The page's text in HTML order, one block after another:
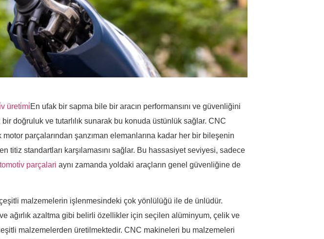
üreti̇mi̇En ufak bir sapma bile bir aracın performansını ve güvenliğini
doğruluk ve tutarlılık sunarak bu konuda üstünlük sağlar. CNC
motor parçalarından şanzıman elemanlarına kadar her bir bileşenin
titiz standartları karşılamasını sağlar. Bu hassasiyet seviyesi, sadece
parçalari aynı zamanda yoldaki araçların genel güvenliğine de
malzemelerin işlenmesindeki çok yönlülüğü ile de ünlüdür.
ağırlık azaltma gibi belirli özellikler için seçilen alüminyum, çelik ve
malzemelerden üretilmektedir. CNC makineleri bu malzemeleri